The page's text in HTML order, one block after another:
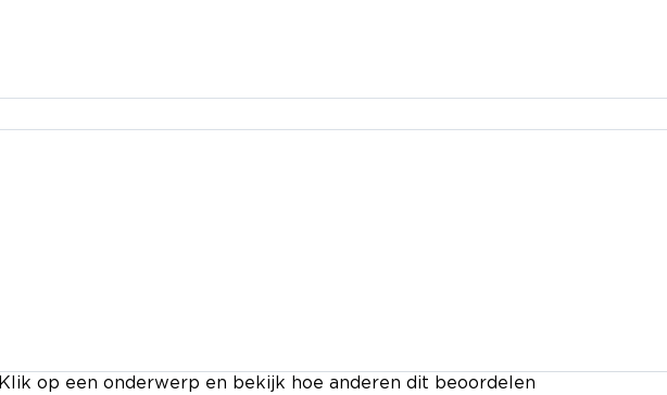
Klik op een onderwerp en bekijk hoe anderen dit beoordelen